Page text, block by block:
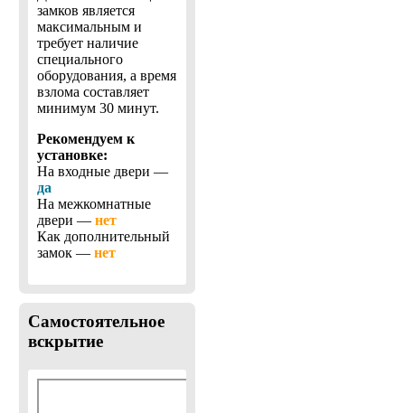
замков является
максимальным и
требует наличие
специального
оборудования, а время
взлома составляет
минимум 30 минут.
Рекомендуем к
установке:
На входные двери —
да
На межкомнатные
двери — нет
Как дополнительный
замок — нет
Самостоятельное
вскрытие